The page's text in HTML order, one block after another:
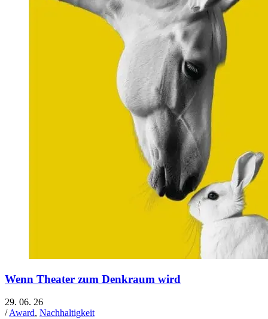
Wenn Theater zum Denkraum wird
29. 06. 26
/Award, Nachhaltigkeit